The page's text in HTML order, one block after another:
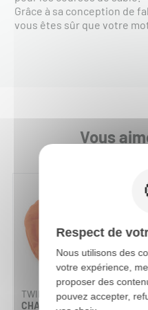
Grâce à sa conception de
vous êtes sûr que votre
Vous
TWIN AIR
CHAUSSETTES DE
Respect de
Nous utilisons des
votre expérience,
proposer des
pouvez accepter,